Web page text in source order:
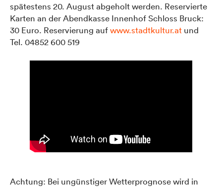
spätestens 20. August abgeholt werden. Reservierte
Karten an der Abendkasse Innenhof Schloss Bruck:
30 Euro. Reservierung aufwww.stadtkultur.at und
Tel. 04852 600 519
Achtung: Bei ungünstiger Wetterprognose wird in